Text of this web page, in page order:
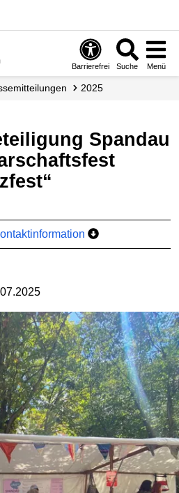
Barrierefrei Suche Menü
2025